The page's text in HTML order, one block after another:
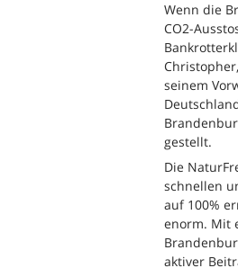
Wenn die
CO2-
seinem
gestellt.
Die
schnellen
auf 100%
enorm. Mit
aktiver